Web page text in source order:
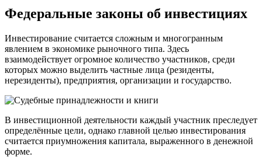
Федеральные законы об инвестициях
Инвестирование считается сложным и многогранным
явлением в экономике рыночного типа. Здесь
взаимодействует огромное количество участников, среди
которых можно выделить частные лица (резиденты,
нерезиденты), предприятия, организации и государство.
В инвестиционной деятельности каждый участник преследует
определённые цели, однако главной целью инвестирования
считается приумножения капитала, выраженного в денежной
форме.